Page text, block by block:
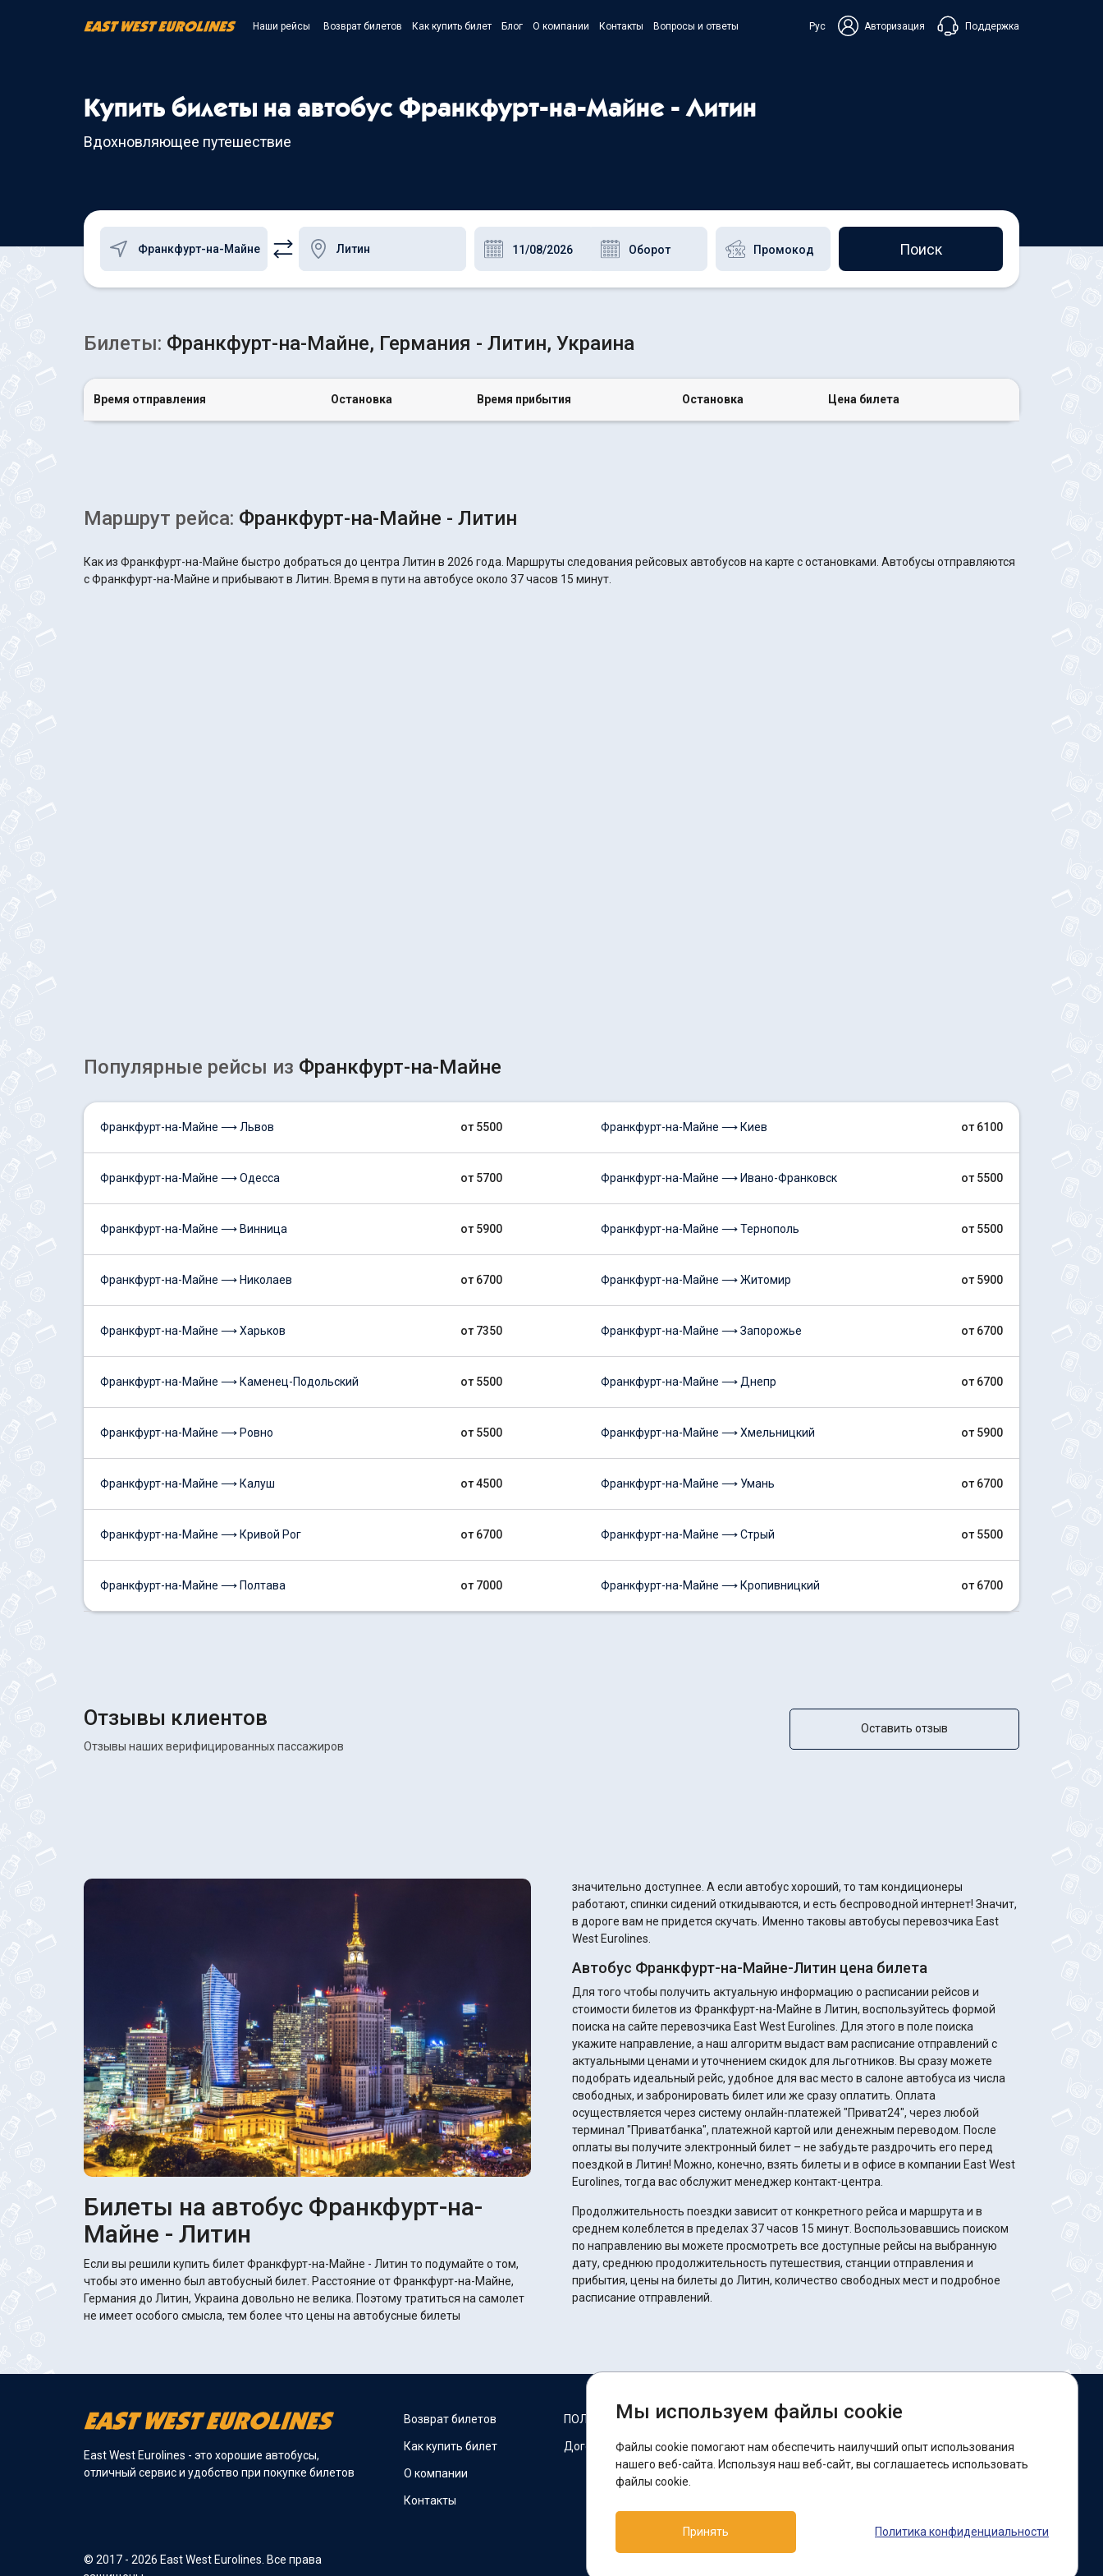
Наши рейсы Возврат билетов Как купить билет Блог О компании Контакты Вопросы и ответы Рус Авторизация Поддержка
Чат в Messenger
Купить билеты на автобус Франкфурт-на-Майне - Литин
Вдохновляющее путешествие
Поиск
Билеты: Франкфурт-на-Майне, Германия - Литин, Украина
Время отправления Остановка Время прибытия Остановка Цена билета
Маршрут рейса: Франкфурт-на-Майне - Литин
Как из Франкфурт-на-Майне быстро добраться до центра Литин в 2026 года. Маршруты следования рейсовых автобусов на карте с остановками. Автобусы отправляются
с Франкфурт-на-Майне и прибывают в Литин. Время в пути на автобусе около 37 часов 15 минут.
Популярные рейсы из Франкфурт-на-Майне
Франкфурт-на-Майне ⟶ Львов от 5500
Франкфурт-на-Майне ⟶ Одесса от 5700
Франкфурт-на-Майне ⟶ Винница от 5900
Франкфурт-на-Майне ⟶ Николаев от 6700
Франкфурт-на-Майне ⟶ Харьков от 7350
Франкфурт-на-Майне ⟶ Каменец-Подольский от 5500
Франкфурт-на-Майне ⟶ Ровно от 5500
Франкфурт-на-Майне ⟶ Калуш от 4500
Франкфурт-на-Майне ⟶ Кривой Рог от 6700
Франкфурт-на-Майне ⟶ Полтава от 7000
Франкфурт-на-Майне ⟶ Киев от 6100
Франкфурт-на-Майне ⟶ Ивано-Франковск от 5500
Франкфурт-на-Майне ⟶ Тернополь от 5500
Франкфурт-на-Майне ⟶ Житомир от 5900
Франкфурт-на-Майне ⟶ Запорожье от 6700
Франкфурт-на-Майне ⟶ Днепр от 6700
Франкфурт-на-Майне ⟶ Хмельницкий от 5900
Франкфурт-на-Майне ⟶ Умань от 6700
Франкфурт-на-Майне ⟶ Стрый от 5500
Франкфурт-на-Майне ⟶ Кропивницкий от 6700
Отзывы клиентов
Отзывы наших верифицированных пассажиров
Оставить отзыв
Билеты на автобус Франкфурт-на-
Майне - Литин
Если вы решили купить билет Франкфурт-на-Майне - Литин то подумайте о том,
чтобы это именно был автобусный билет. Расстояние от Франкфурт-на-Майне,
Германия до Литин, Украина довольно не велика. Поэтому тратиться на самолет
не имеет особого смысла, тем более что цены на автобусные билеты
значительно доступнее. А если автобус хороший, то там кондиционеры
работают, спинки сидений откидываются, и есть беспроводной интернет! Значит,
в дороге вам не придется скучать. Именно таковы автобусы перевозчика East
West Eurolines.
Автобус Франкфурт-на-Майне-Литин цена билета
Для того чтобы получить актуальную информацию о расписании рейсов и
стоимости билетов из Франкфурт-на-Майне в Литин, воспользуйтесь формой
поиска на сайте перевозчика East West Eurolines. Для этого в поле поиска
укажите направление, а наш алгоритм выдаст вам расписание отправлений с
актуальными ценами и уточнением скидок для льготников. Вы сразу можете
подобрать идеальный рейс, удобное для вас место в салоне автобуса из числа
свободных, и забронировать билет или же сразу оплатить. Оплата
осуществляется через систему онлайн-платежей "Приват24", через любой
терминал "Приватбанка", платежной картой или денежным переводом. После
оплаты вы получите электронный билет – не забудьте раздрочить его перед
поездкой в Литин! Можно, конечно, взять билеты и в офисе в компании East West
Eurolines, тогда вас обслужит менеджер контакт-центра.
Продолжительность поездки зависит от конкретного рейса и маршрута и в
среднем колеблется в пределах 37 часов 15 минут. Воспользовавшись поиском
по направлению вы можете просмотреть все доступные рейсы на выбранную
дату, среднюю продолжительность путешествия, станции отправления и
прибытия, цены на билеты до Литин, количество свободных мест и подробное
расписание отправлений.
East West Eurolines - это хорошие автобусы,
отличный сервис и удобство при покупке билетов
© 2017 - 2026 East West Eurolines. Все права
Возврат билетов
Как купить билет
О компании
Контакты
ПОЛИТИКА COOKIES
Договор оферты
Мы в соцсетях:
Facebook
Поддержка:
Telegram-бот
Мы используем файлы cookie
Файлы cookie помогают нам обеспечить наилучший опыт использования
нашего веб-сайта. Используя наш веб-сайт, вы соглашаетесь использовать
файлы cookie.
Принять Политика конфиденциальности